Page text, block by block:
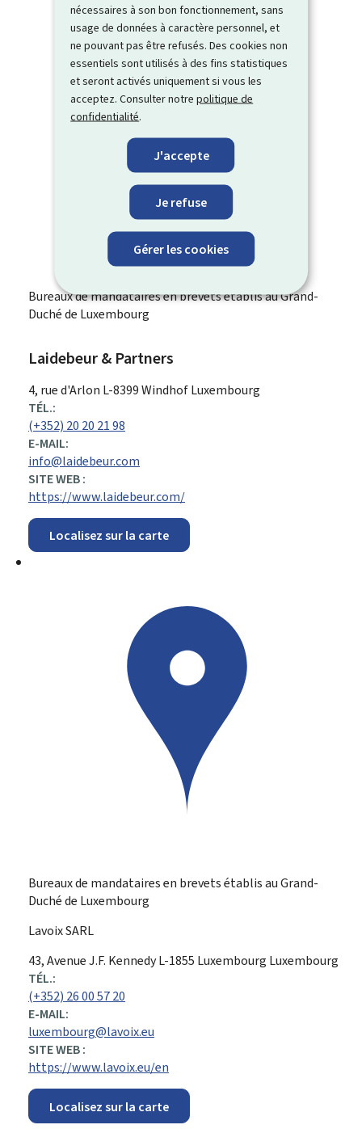
nécessaires à son bon fonctionnement, sans
usage de données à caractère personnel, et
ne pouvant pas être refusés. Des cookies non
essentiels sont utilisés à des fins statistiques
et seront activés uniquement si vous les
acceptez. Consulter notrepolitique de
confidentialité.
J'accepte
Je refuse
Gérer les cookies
Bureaux de mandataires en brevets établis au Grand-
Duché de Luxembourg
Laidebeur & Partners
ADRESSE
:
4, rue d'Arlon L-8399WindhofLuxembourg
TÉL.:
(+352) 20 20 21 98
E-MAIL:
info@laidebeur.com
SITE WEB :
https://www.laidebeur.com/
Localisez sur la carte
Bureaux de mandataires en brevets établis au Grand-
Duché de Luxembourg
Lavoix SARL
ADRESSE
:
43, Avenue J.F. KennedyL-1855 Luxembourg Luxembourg
TÉL.:
(+352) 26 00 57 20
E-MAIL:
luxembourg@lavoix.eu
SITE WEB :
https://www.lavoix.eu/en
Localisez sur la carte